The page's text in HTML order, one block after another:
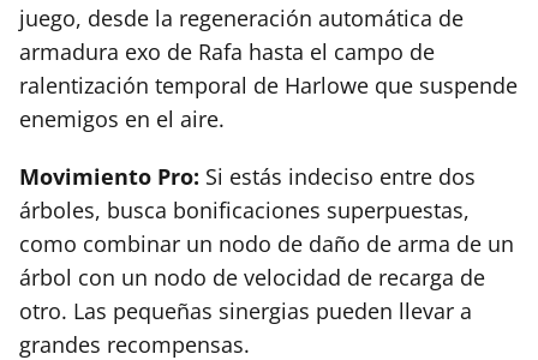
juego, desde la regeneración automática de
armadura exo de Rafa hasta el campo de
ralentización temporal de Harlowe que suspende
enemigos en el aire.
Movimiento Pro: Si estás indeciso entre dos
árboles, busca bonificaciones superpuestas,
como combinar un nodo de daño de arma de un
árbol con un nodo de velocidad de recarga de
otro. Las pequeñas sinergias pueden llevar a
grandes recompensas.